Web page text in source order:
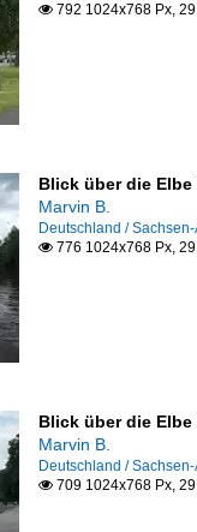
792 1024x768 Px,
Blick über die Elbe
Marvin B.
Deutschland /
776 1024x768 Px,
Blick über die
Marvin B.
Deutschland /
709 1024x768 Px,